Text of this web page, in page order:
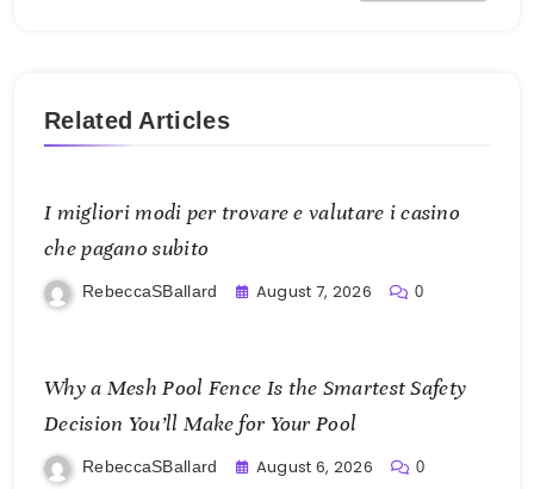
Related Articles
I migliori modi per trovare e valutare i casino
che pagano subito
RebeccaSBallard August 7, 2026 0
Why a Mesh Pool Fence Is the Smartest Safety
Decision You’ll Make for Your Pool
RebeccaSBallard August 6, 2026 0